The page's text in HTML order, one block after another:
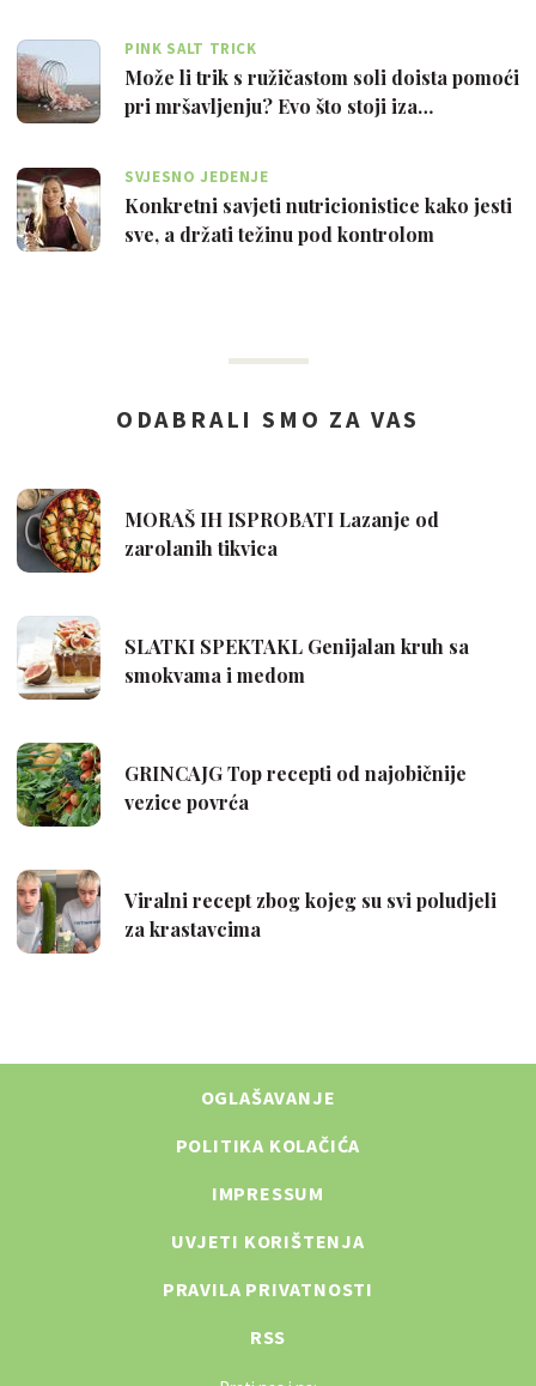
PINK SALT TRICK
Može li trik s ružičastom soli doista pomoći
pri mršavljenju? Evo što stoji iza…
SVJESNO JEDENJE
Konkretni savjeti nutricionistice kako jesti
sve, a držati težinu pod kontrolom
OGLAŠAVANJE
POLITIKA KOLAČIĆA
IMPRESSUM
UVJETI KORIŠTENJA
PRAVILA PRIVATNOSTI
RSS